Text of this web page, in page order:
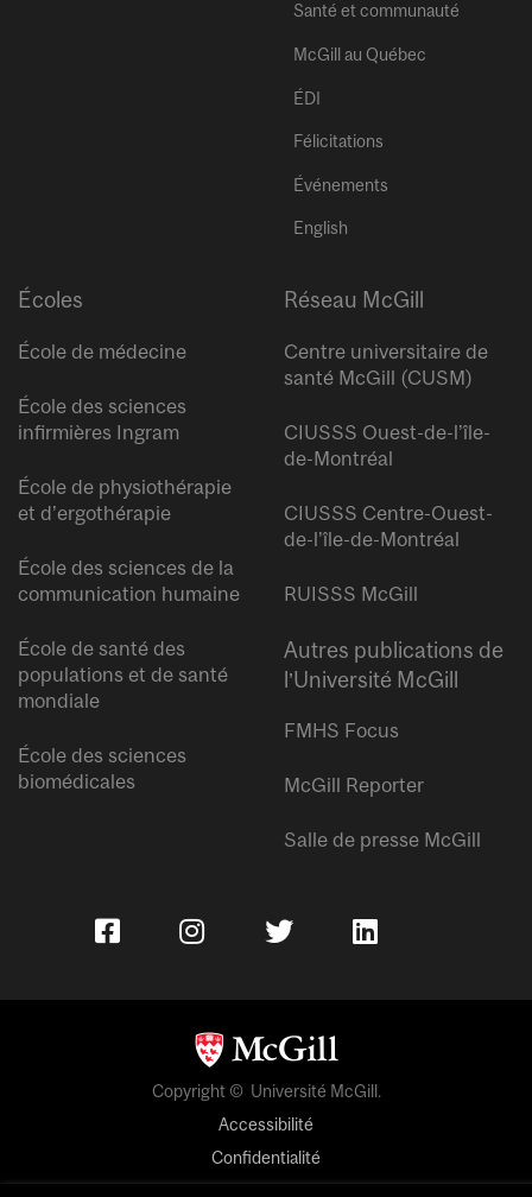
Santé et communauté
McGill au Québec
ÉDI
Félicitations
Événements
English
Écoles
École de médecine
École des sciences
infirmières Ingram
École de physiothérapie
et d’ergothérapie
École des sciences de la
communication humaine
École de santé des
populations et de santé
mondiale
École des sciences
biomédicales
Réseau McGill
Centre universitaire de
santé McGill (CUSM)
CIUSSS Ouest-de-l’île-
de-Montréal
CIUSSS Centre-Ouest-
de-l’île-de-Montréal
RUISSS McGill
Autres publications de
l’Université McGill
FMHS Focus
McGill Reporter
Salle de presse McGill
Copyright © Université McGill.
Accessibilité
Confidentialité